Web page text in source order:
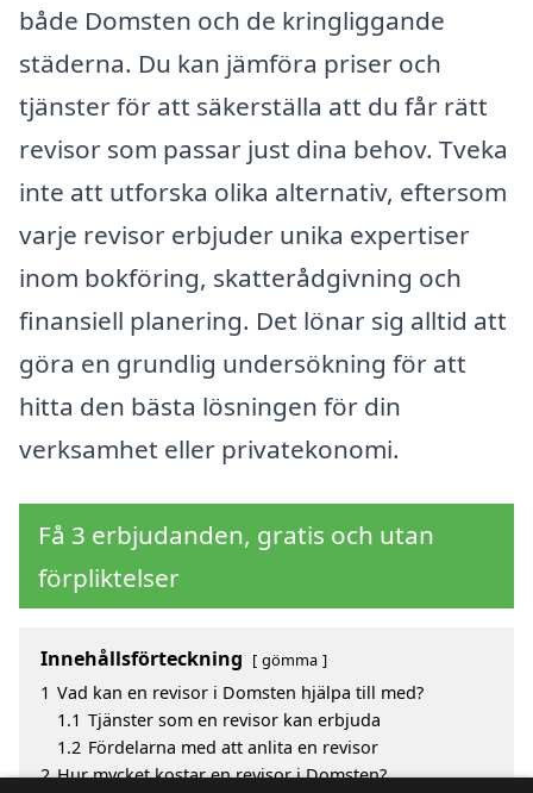
både Domsten och de kringliggande
städerna. Du kan jämföra priser och
tjänster för att säkerställa att du får rätt
revisor som passar just dina behov. Tveka
inte att utforska olika alternativ, eftersom
varje revisor erbjuder unika expertiser
inom bokföring, skatterådgivning och
finansiell planering. Det lönar sig alltid att
göra en grundlig undersökning för att
hitta den bästa lösningen för din
verksamhet eller privatekonomi.
Få 3 erbjudanden, gratis och utan
förpliktelser
Innehållsförteckning gömma
1 Vad kan en revisor i Domsten hjälpa till med?
1.1 Tjänster som en revisor kan erbjuda
1.2 Fördelarna med att anlita en revisor
2 Hur mycket kostar en revisor i Domsten?